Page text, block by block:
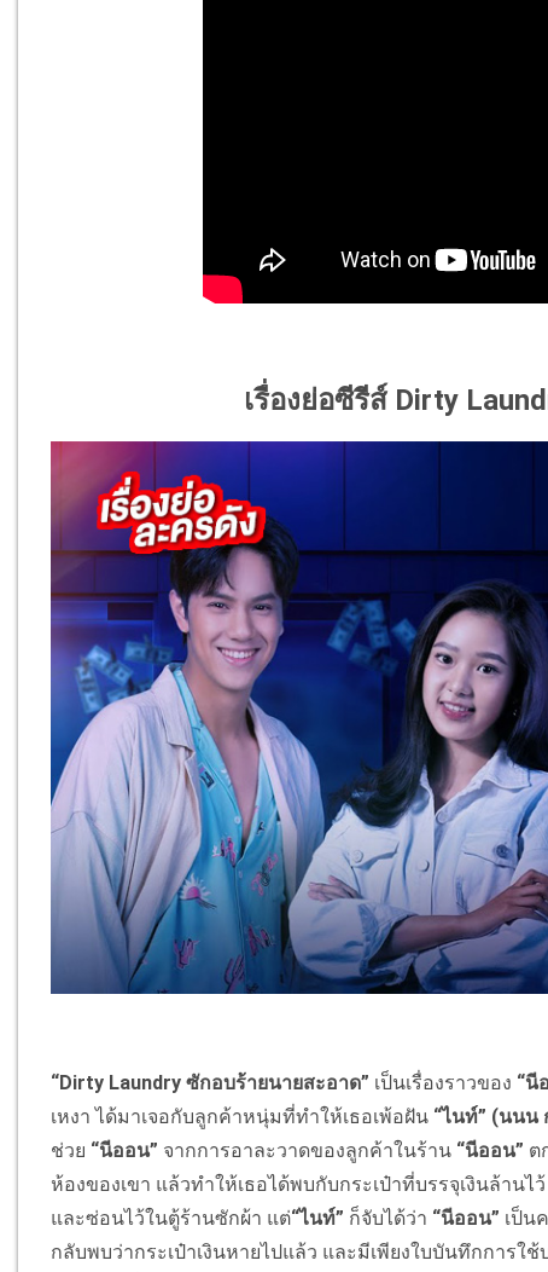
เรื่องย่อซีรีส์ Dirty
“Dirty Laundry ซักอบร้ายนายสะอาด” เป็นเรื่องราวของ “นี
เหงา ได้มาเจอกับลูกค้าหนุ่มที่ทำให้เธอเพ้อฝัน “ไนท์” (นนน
ช่วย “นีออน” จากการอาละวาดของลูกค้าในร้าน “นีออน” ต
ห้องของเขา แล้วทำให้เธอได้พบกับกระเป๋าที่บรรจุเงินล้านไ
และซ่อนไว้ในตู้ร้านซักผ้า แต่“ไนท์” ก็จับได้ว่า “นีออน” เป็น
กลับพบว่ากระเป๋าเงินหายไปแล้ว และมีเพียงใบบันทึกการใช้